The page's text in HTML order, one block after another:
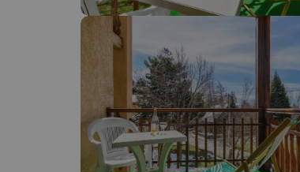
Il semble que notre chercheur se